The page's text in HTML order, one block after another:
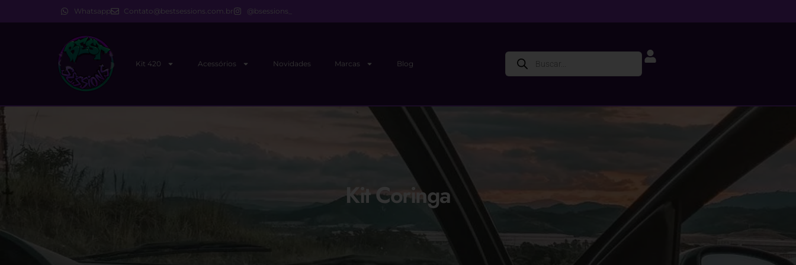
Whatsapp Contato@bestsessions.com.br @bsessions_
Kit 420 Acessórios Novidades Marcas Blog
Kit Coringa